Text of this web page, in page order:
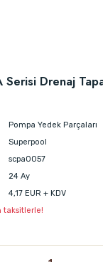
Drenaj
Pompa Yedek Parçaları
Superpool
scpa0057
24 Ay
4,17 EUR + KDV
taksitlerle!